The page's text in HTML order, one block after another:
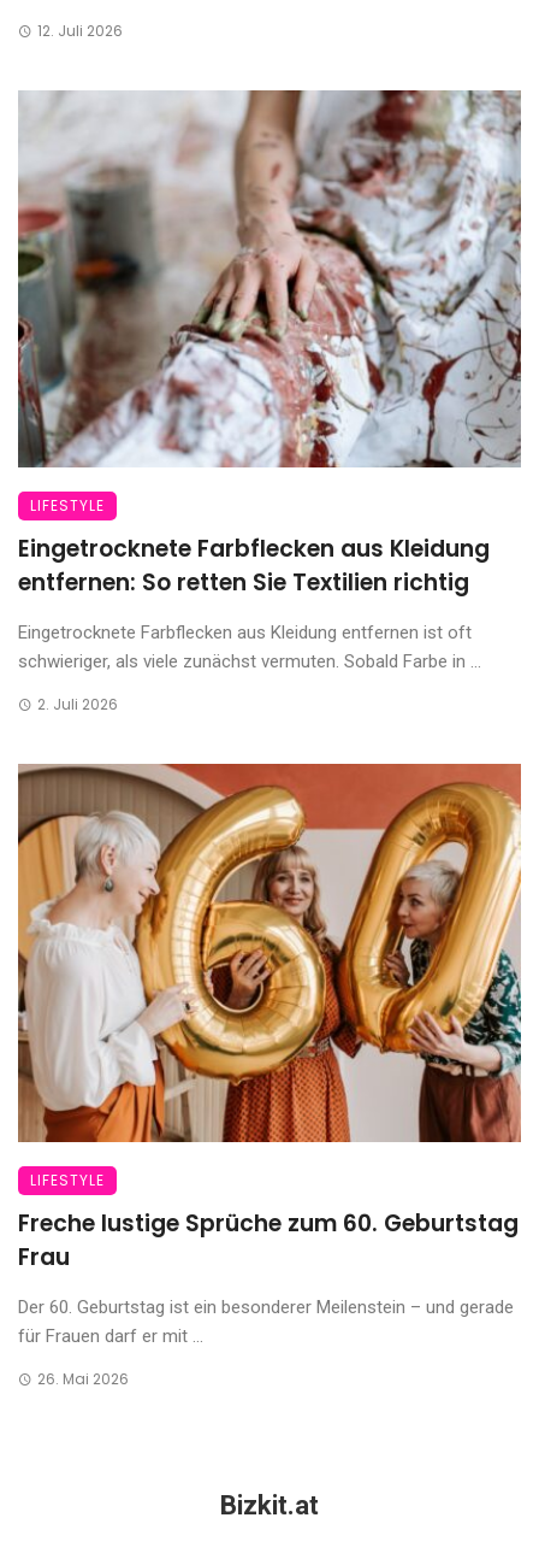
12. Juli 2026
LIFESTYLE
Eingetrocknete Farbflecken aus Kleidung
entfernen: So retten Sie Textilien richtig
Eingetrocknete Farbflecken aus Kleidung entfernen ist oft
schwieriger, als viele zunächst vermuten. Sobald Farbe in ...
2. Juli 2026
LIFESTYLE
Freche lustige Sprüche zum 60. Geburtstag
Frau
Der 60. Geburtstag ist ein besonderer Meilenstein – und gerade
für Frauen darf er mit ...
26. Mai 2026
Bizkit.at